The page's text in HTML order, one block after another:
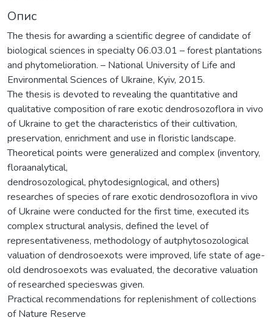
Опис
The thesis for awarding a scientific degree of candidate of
biological sciences in specialty 06.03.01 – forest plantations
and phytomelioration. – National University of Life and
Environmental Sciences of Ukraine, Kyiv, 2015.
The thesis is devoted to revealing the quantitative and
qualitative composition of rare exotic dendrosozoflora in vivo
of Ukraine to get the characteristics of their cultivation,
preservation, enrichment and use in floristic landscape.
Theoretical points were generalized and complex (inventory,
floraanalytical,
dendrosozological, phytodesignlogical, and others)
researches of species of rare exotic dendrosozoflora in vivo
of Ukraine were conducted for the first time, executed its
complex structural analysis, defined the level of
representativeness, methodology of autphytosozological
valuation of dendrosoexots were improved, life state of age-
old dendrosoexots was evaluated, the decorative valuation
of researched specieswas given.
Practical recommendations for replenishment of collections
of Nature Reserve